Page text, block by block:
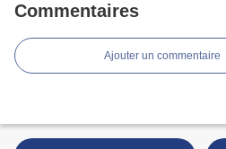
Commentaires
Ajouter un commentaire